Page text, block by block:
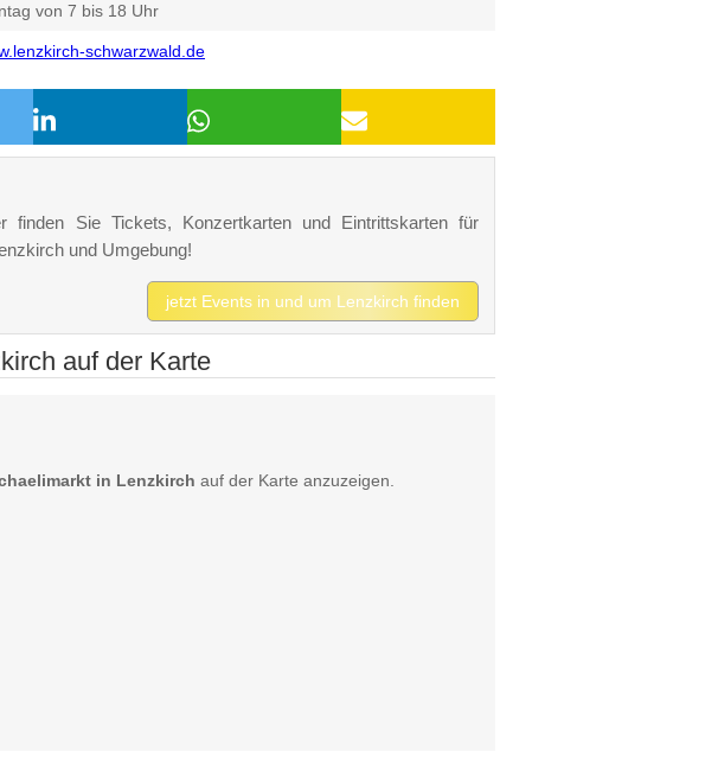
von 7 bis 18 Uhr
schwarzwald.de
finden Sie Tickets, Konzertkarten und Eintrittskarten für
und Umgebung!
jetzt Events in und um Lenzkirch finden
auf der Karte
in Lenzkirch auf der Karte anzuzeigen.